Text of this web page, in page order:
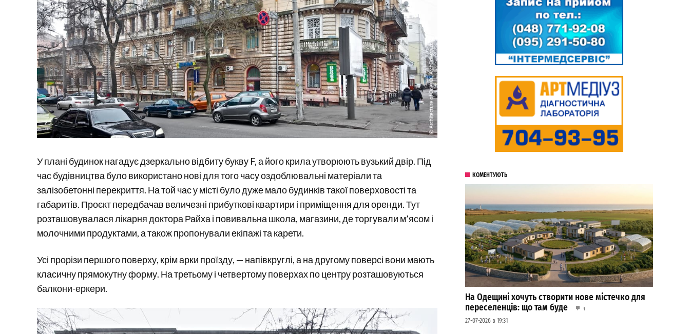
У плані будинок нагадує дзеркально відбиту букву F, а його крила утворюють вузький двір. Під
час будівництва було використано нові для того часу оздоблювальні матеріали та
залізобетонні перекриття. На той час у місті було дуже мало будинків такої поверховості та
габаритів. Проєкт передбачав величезні прибуткові квартири і приміщення для оренди. Тут
розташовувалася лікарня доктора Райха і повивальна школа, магазини, де торгували м’ясом і
молочними продуктами, а також пропонували екіпажі та карети.
Усі прорізи першого поверху, крім арки проїзду, — напівкруглі, а на другому поверсі вони мають
класичну прямокутну форму. На третьому і четвертому поверхах по центру розташовуються
балкони-еркери.
КОМЕНТУЮТЬ
На Одещині хочуть створити нове містечко для
переселенців: що там буде
1
27-07-2026 в 19:31